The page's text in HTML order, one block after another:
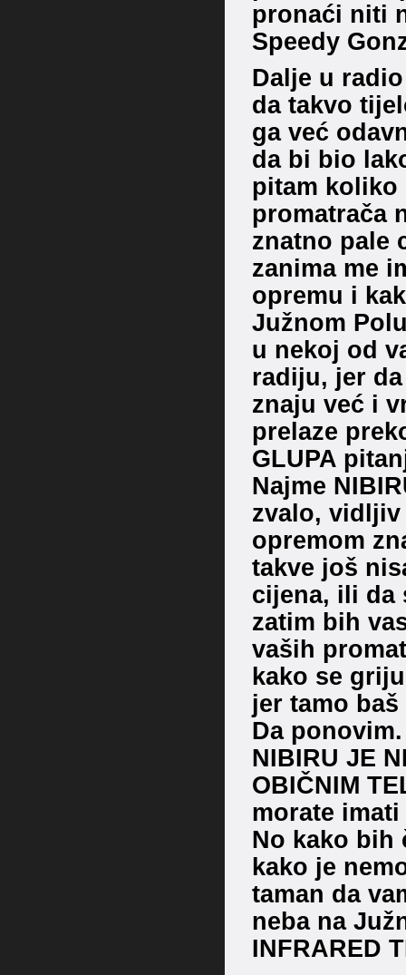
pronaći niti
Speedy
Dalje u
da takvo
ga već
da bi bio
pitam koliko
promatrača
znatno pale
zanima me
opremu i
Južnom
u nekoj od
radiju, jer
znaju već i
prelaze
GLUPA
Najme
zvalo, vidljiv
opremom
takve još
cijena, ili da
zatim bih
vaših
kako se
jer tamo
Da ponovim.
NIBIRU JE
OBIČNIM
morate imati
No kako bih
kako je
taman da
neba na
INFRARED